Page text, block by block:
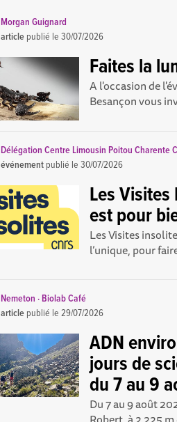
Morgan Guignard
article publié le30/07/2026
Faites la
A l'occasion de
Besançon vous
Délégation Centre Limousin Poitou Charente
événement publié le30/07/2026
Les
est pour
Les Visites
l’unique, pour
Nemeton · Biolab Café
article publié le29/07/2026
ADN
jours de
du 7 au 9
Du 7 au 9 août